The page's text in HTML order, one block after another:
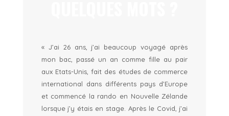
« J’ai 26 ans, j’ai beaucoup voyagé après
mon bac, passé un an comme fille au pair
aux Etats-Unis, fait des études de commerce
international dans différents pays d’Europe
et commencé la rando en Nouvelle Zélande
lorsque j’y étais en stage. Après le Covid, j’ai